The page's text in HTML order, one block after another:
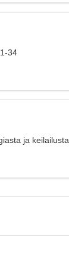
34
ja keilailusta